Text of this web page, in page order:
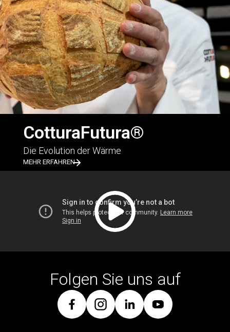
CotturaFutura®
Die Evolution der Wärme
MEHR ERFAHREN
Folgen Sie uns auf